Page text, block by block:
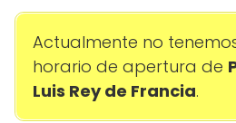
Actualmente no
horario de apertura de
Luis Rey de Francia.